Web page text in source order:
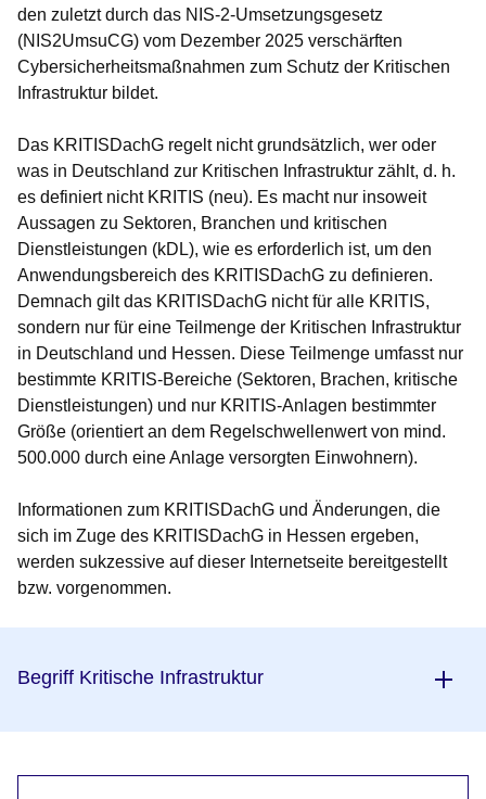
den zuletzt durch das NIS-2-Umsetzungsgesetz
(NIS2UmsuCG) vom Dezember 2025 verschärften
Cybersicherheitsmaßnahmen zum Schutz der Kritischen
Infrastruktur bildet.
Das KRITISDachG regelt nicht grundsätzlich, wer oder
was in Deutschland zur Kritischen Infrastruktur zählt, d. h.
es definiert nicht KRITIS (neu). Es macht nur insoweit
Aussagen zu Sektoren, Branchen und kritischen
Dienstleistungen (kDL), wie es erforderlich ist, um den
Anwendungsbereich des KRITISDachG zu definieren.
Demnach gilt das KRITISDachG nicht für alle KRITIS,
sondern nur für eine Teilmenge der Kritischen Infrastruktur
in Deutschland und Hessen. Diese Teilmenge umfasst nur
bestimmte KRITIS-Bereiche (Sektoren, Brachen, kritische
Dienstleistungen) und nur KRITIS-Anlagen bestimmter
Größe (orientiert an dem Regelschwellenwert von mind.
500.000 durch eine Anlage versorgten Einwohnern).
Informationen zum KRITISDachG und Änderungen, die
sich im Zuge des KRITISDachG in Hessen ergeben,
werden sukzessive auf dieser Internetseite bereitgestellt
bzw. vorgenommen.
Begriff Kritische Infrastruktur